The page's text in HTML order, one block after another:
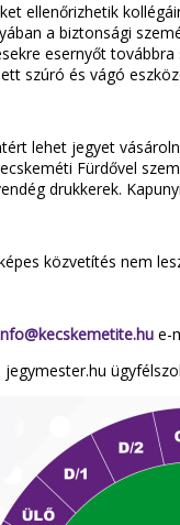
ellenőrizhetik
a biztonsági
esernyőt
szúró és vágó
lehet jegyet
Fürdővel
drukkerek.
közvetítés nem
e-